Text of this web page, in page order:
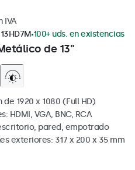
IVA
de 13"
13HD7M 100+ uds. en existencias
de 1920 x 1080 (Full HD)
HDMI, VGA, BNC, RCA
pared, empotrado
exteriores: 317 x 200 x 35 mm